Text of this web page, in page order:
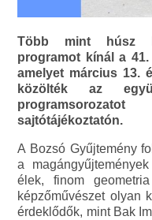
Több mint húsz
programot kínál a
amelyet március 13.
közölték az
sajtótájékoztatón.
A Bozsó Gyűjtemény
a
élek, finom
képzőművészet olyan
érdeklődők, mint Bak